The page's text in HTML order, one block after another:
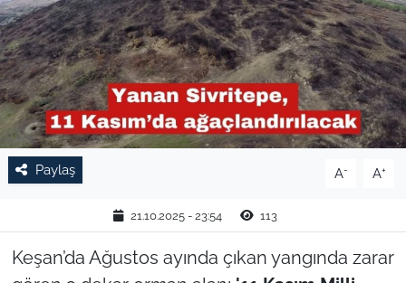
Paylaş A- A+
21.10.2025 - 23:54 113
Keşan’da Ağustos ayında çıkan yangında zarar
TARIM VE HAYVANCILIK
KÜLTÜR SANAT
RESMİ İLAN
SPOR